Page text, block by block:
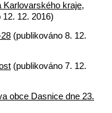
Karlovarského kraje,
12. 12. 2016)
(publikováno 8. 12.
(publikováno 7. 12.
obce Dasnice dne 23.